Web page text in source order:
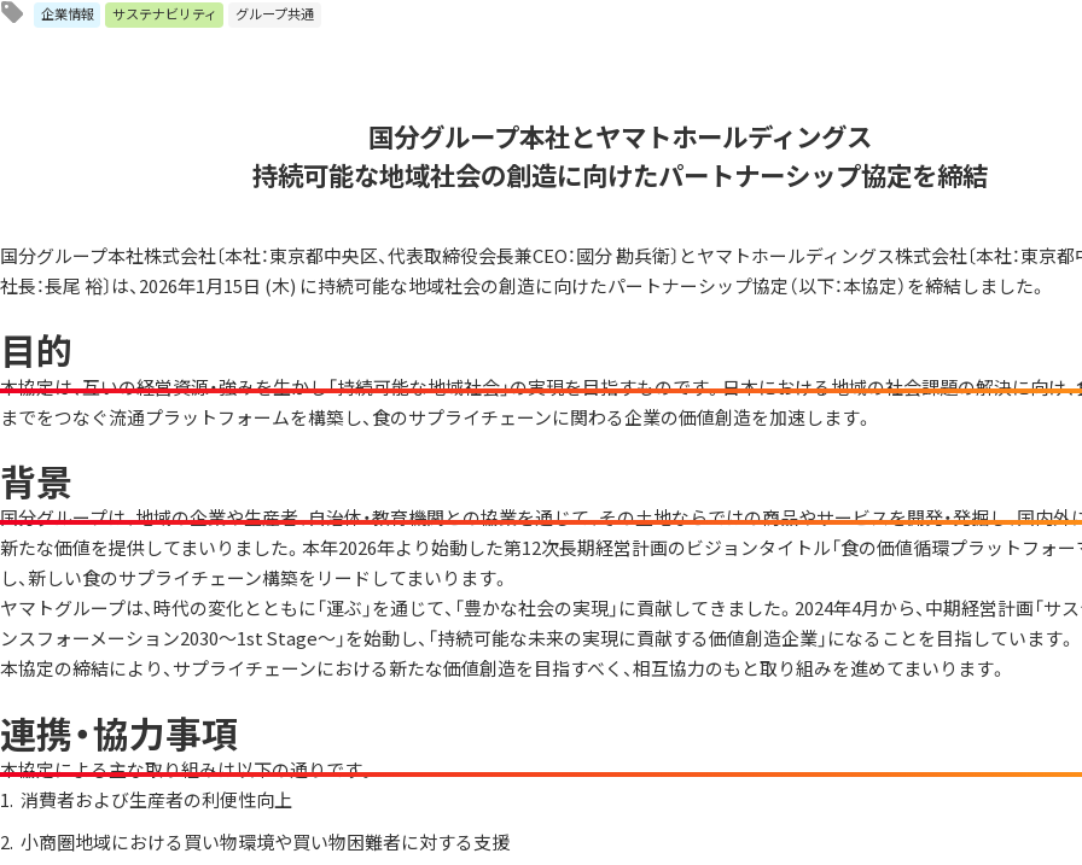
企業情報
サステナビリティ グループ共通
国分グループ本社とヤマトホールディングス
持続可能な地域社会の創造に向けたパートナーシップ協定を締結
国分グループ本社株式会社〔本社：東京都中央区、代表取締役会長兼CEO：國分 勘兵衛〕とヤマトホールディングス株式会社〔本社：東京
社長：長尾 裕〕は、2026年1月15日 (木) に持続可能な地域社会の創造に向けたパートナーシップ協定（以下：本協定）を締結しました。
目的
本協定は、互いの経営資源・強みを生かし「持続可能な地域社会」の実現を目指すものです。日本における地域の社会課題の解決に向け
までをつなぐ流通プラットフォームを構築し、食のサプライチェーンに関わる企業の価値創造を加速します。
背景
国分グループは、地域の企業や生産者、自治体・教育機関との協業を通じて、その土地ならではの商品やサービスを開発・発掘し、国内
新たな価値を提供してまいりました。本年2026年より始動した第12次長期経営計画のビジョンタイトル「食の価値循環プラットフォー
し、新しい食のサプライチェーン構築をリードしてまいります。
ヤマトグループは、時代の変化とともに「運ぶ」を通じて、「豊かな社会の実現」に貢献してきました。2024年4月から、中期経営計画「サ
ンスフォーメーション2030～1st Stage～」を始動し、「持続可能な未来の実現に貢献する価値創造企業」になることを目指しています。
本協定の締結により、サプライチェーンにおける新たな価値創造を目指すべく、相互協力のもと取り組みを進めてまいります。
連携・協力事項
本協定による主な取り組みは以下の通りです。
消費者および生産者の利便性向上
小商圏地域における買い物環境や買い物困難者に対する支援